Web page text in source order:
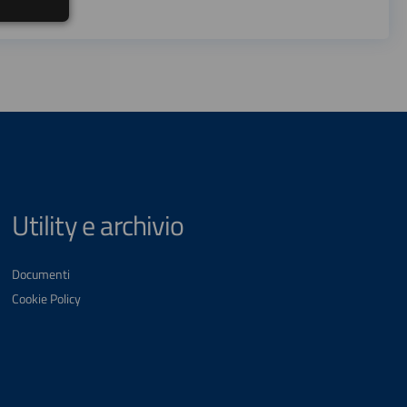
Utility e archivio
Documenti
Cookie Policy